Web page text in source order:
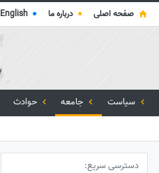
صفحه اصلی ● درباره ما ●
English
سیاست جامعه حوادث
دسترسی سریع: